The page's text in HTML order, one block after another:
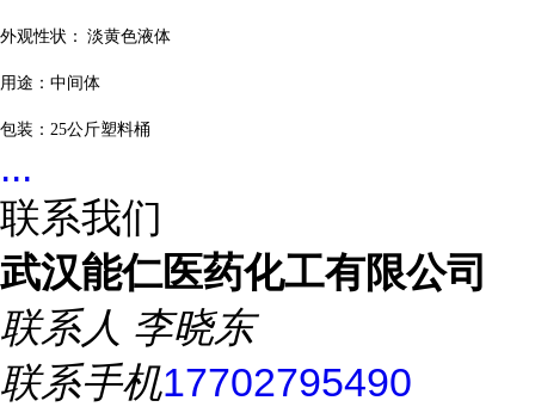
外观性状： 淡黄色液体
用途：中间体
包装： 25公斤塑料桶
...
联系我们
武汉能仁医药化工有限公司
联系人 李晓东
联系手机17702795490